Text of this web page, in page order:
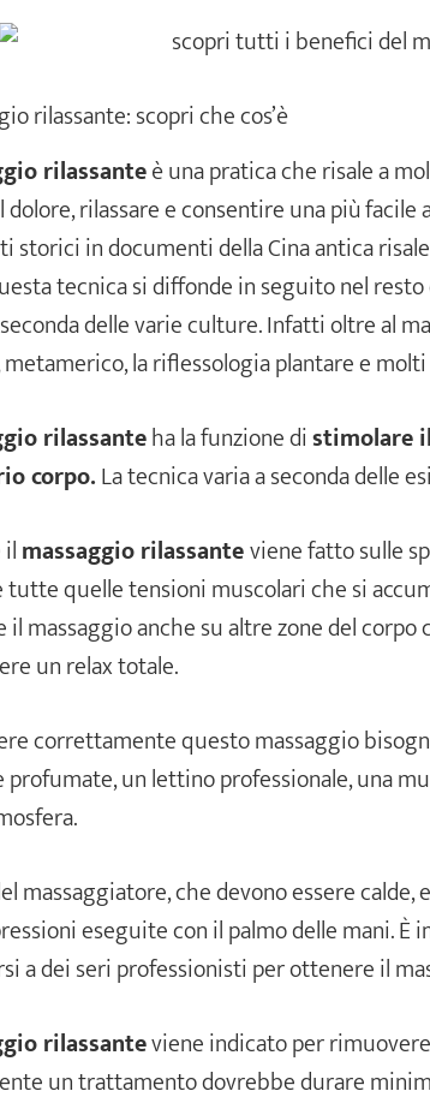
rilassante: scopri che cos’è
rilassanteè una pratica che risale a
dolore, rilassare e consentire una più
storici in documenti della Cina antica
tecnica si diffonde in seguito nel
delle varie culture. Infatti oltre al
la riflessologia plantare e
rilassanteha la funzione distimolare
corpo.La tecnica varia a seconda delle
massaggio rilassanteviene fatto sulle
quelle tensioni muscolari che si
il massaggio anche su altre zone del
un relax totale.
correttamente questo massaggio
profumate, un lettino professionale, una
massaggiatore, che devono essere
eseguite con il palmo delle mani.
a dei seri professionisti per ottenere il
rilassanteviene indicato per
un trattamento dovrebbe durare